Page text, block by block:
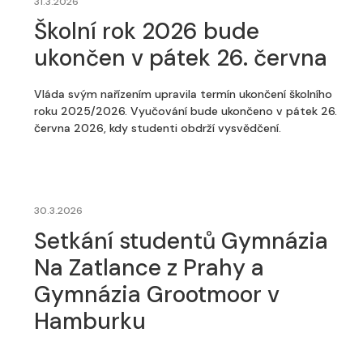
Školní rok 2026 bude
ukončen v pátek 26. června
Vláda svým nařízením upravila termín ukončení školního
roku 2025/2026. Vyučování bude ukončeno v pátek 26.
června 2026, kdy studenti obdrží vysvědčení.
30.3.2026
Setkání studentů Gymnázia
Na Zatlance z Prahy a
Gymnázia Grootmoor v
Hamburku